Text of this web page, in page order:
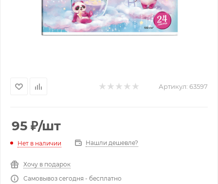
Артикул: 63597
95 ₽/шт
Нет в наличии Нашли дешевле?
Хочу в подарок
Самовывоз сегодня - бесплатно